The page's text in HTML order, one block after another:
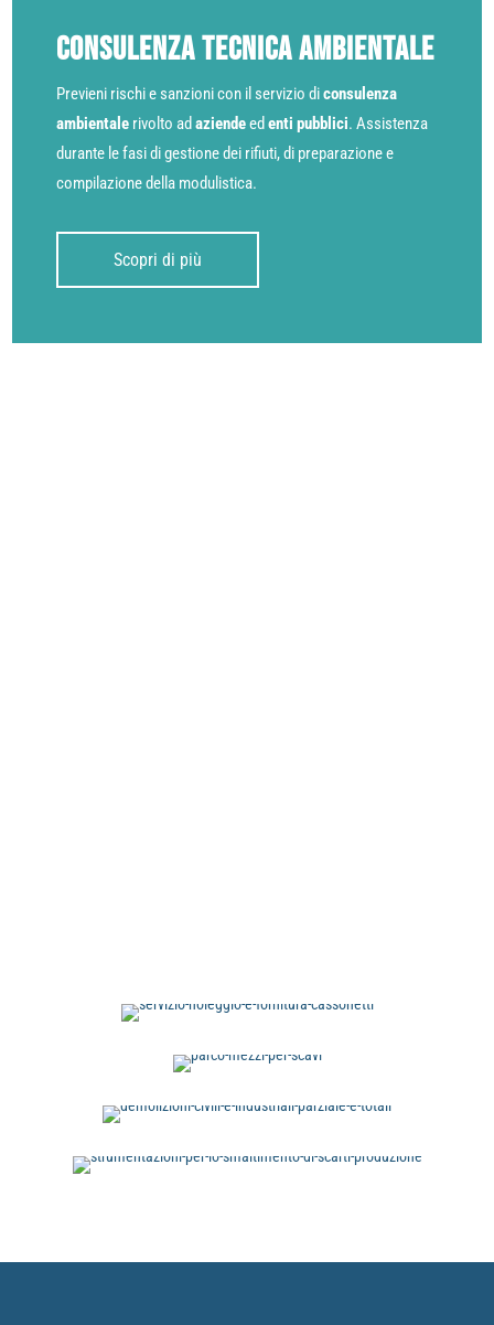
Consulenza tecnica ambientale
Previeni rischi e sanzioni con il servizio diconsulenza
ambientale rivolto adaziendeedenti pubblici. Assistenza
durante le fasi di gestione dei rifiuti, di preparazione e
compilazione della modulistica.
Scopri di più